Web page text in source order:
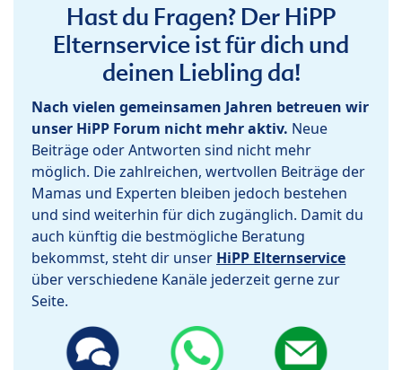
Hast du Fragen? Der HiPP
Elternservice ist für dich und
deinen Liebling da!
Nach vielen gemeinsamen Jahren betreuen wir
unser HiPP Forum nicht mehr aktiv. Neue
Beiträge oder Antworten sind nicht mehr
möglich. Die zahlreichen, wertvollen Beiträge der
Mamas und Experten bleiben jedoch bestehen
und sind weiterhin für dich zugänglich. Damit du
auch künftig die bestmögliche Beratung
bekommst, steht dir unser HiPP Elternservice
über verschiedene Kanäle jederzeit gerne zur
Seite.